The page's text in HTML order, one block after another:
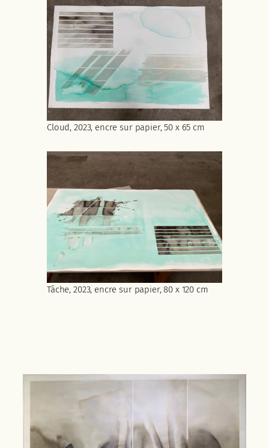
Cloud, 2023, encre sur papier, 50 x 65 cm
Tâche, 2023, encre sur papier, 80 x 120 cm